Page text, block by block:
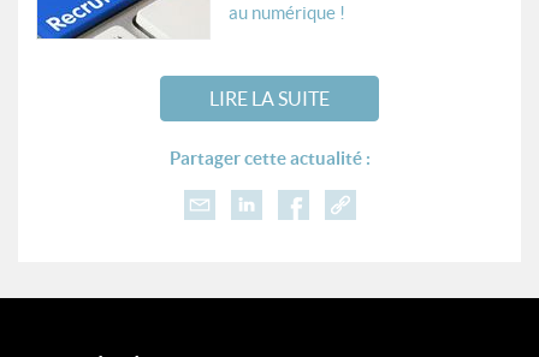
au numérique !
LIRE LA SUITE
Partager cette actualité :